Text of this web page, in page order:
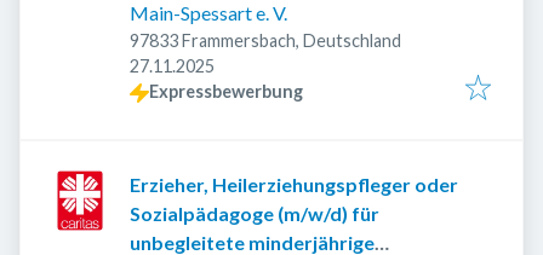
Main-Spessart e. V.
97833 Frammersbach, Deutschland
Veröffentlicht
27.11.2025
Expressbewerbung
Erzieher, Heilerziehungspfleger oder
Sozialpädagoge (m/w/d) für
unbegleitete minderjährige